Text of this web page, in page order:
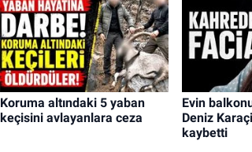
Koruma altındaki 5 yaban
keçisini avlayanlara ceza
Evin
Deniz
kaybetti